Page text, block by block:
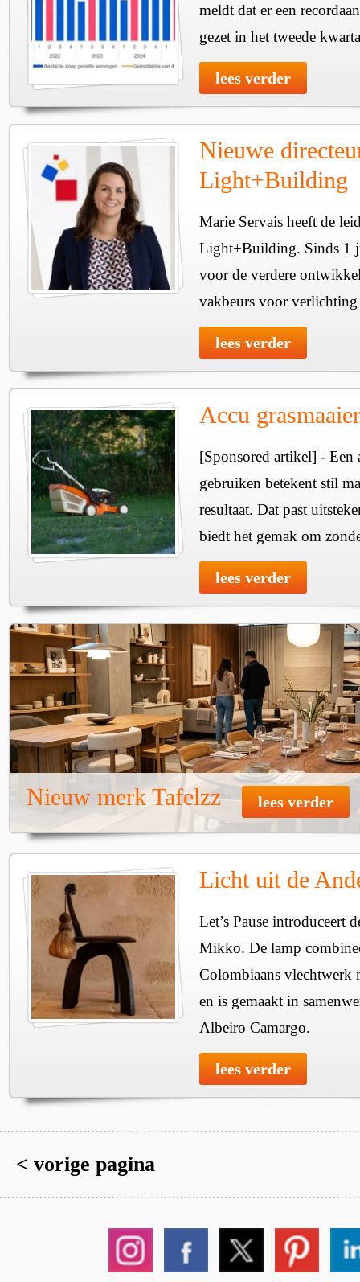
meldt dat er een
gezet in het tweede
lees verder
Nieuwe
Light+Building
Marie Servais heeft de
Light+Building. Sinds 1
voor de verdere
vakbeurs voor
lees verder
Accu
[Sponsored artikel] - Een
gebruiken betekent stil
resultaat. Dat past
biedt het gemak om
lees verder
Nieuw merk Tafelzz lees verder
Licht uit de
Let’s Pause introduceert
Mikko. De lamp
Colombiaans vlechtwerk
en is gemaakt in
Albeiro Camargo.
lees verder
< vorige pagina